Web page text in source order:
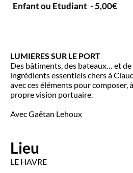
Enfant ou Etudiant - 5,00€
LUMIERES SUR LE PORT
Des bâtiments, des bateaux… et
ingrédients essentiels chers à
avec ces éléments pour composer,
propre vision portuaire.
Avec Gaëtan Lehoux
Lieu
LE HAVRE